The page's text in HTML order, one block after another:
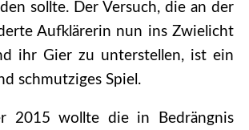
sollte. Der Versuch, die an der
Aufklärerin nun ins Zwielicht
ihr Gier zu unterstellen, ist ein
schmutziges Spiel.
2015 wollte die in Bedrängnis